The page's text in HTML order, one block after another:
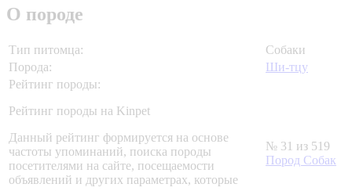
О породе
Тип питомца:
Собаки
Порода:
Ши-тцу
Рейтинг породы:
Рейтинг породы на Kinpet
Данный рейтинг формируется на основе
частоты упоминаний, поиска породы
посетителями на сайте, посещаемости
объявлений и других параметрах, которые
№ 31 из 519
Пород Собак